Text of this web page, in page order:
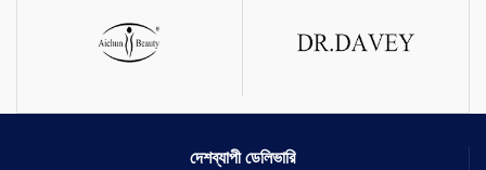
দেশব্যাপী ডেলিভারি